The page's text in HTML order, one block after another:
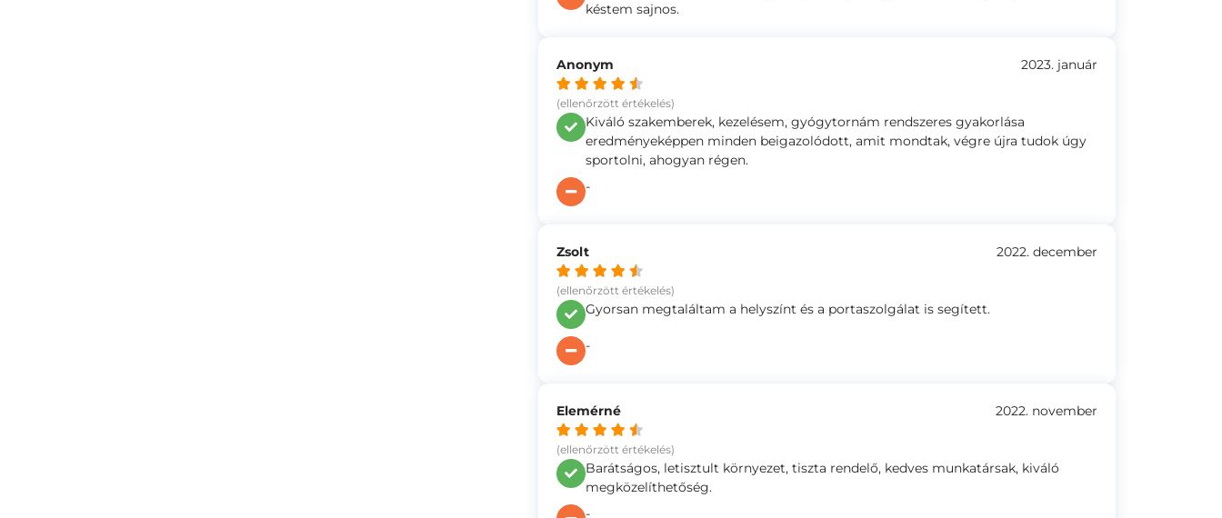
késtem sajnos.
Anonym
(ellenőrzött értékelés)
2023. január
Kiváló szakemberek, kezelésem, gyógytornám rendszeres gyakorlása
eredményeképpen minden beigazolódott, amit mondtak, végre újra tudok úgy
sportolni, ahogyan régen.
-
Zsolt
(ellenőrzött értékelés)
2022. december
Gyorsan megtaláltam a helyszínt és a portaszolgálat is segített.
-
Elemérné
(ellenőrzött értékelés)
2022. november
Barátságos, letisztult környezet, tiszta rendelő, kedves munkatársak, kiváló
megközelíthetőség.
-